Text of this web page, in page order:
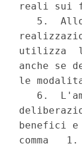
reali sui
5.
utilizza
anche se
le
6.
benefici
comma